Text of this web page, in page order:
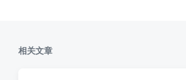
相关文章